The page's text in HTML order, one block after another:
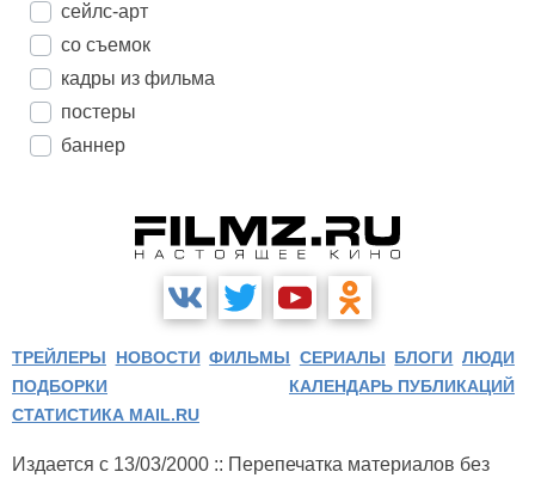
сейлс-арт
со съемок
кадры из фильма
постеры
баннер
ТРЕЙЛЕРЫ НОВОСТИ ФИЛЬМЫ СЕРИАЛЫ БЛОГИ ЛЮДИ
ПОДБОРКИ
КАЛЕНДАРЬ ПУБЛИКАЦИЙ
СТАТИСТИКА MAIL.RU
Издается с 13/03/2000 :: Перепечатка материалов без